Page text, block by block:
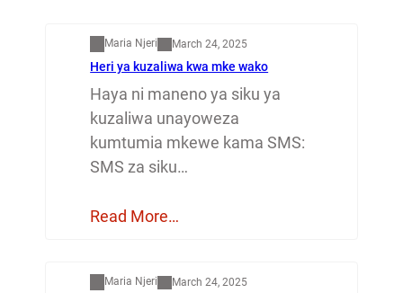
Maria Njeri March 24, 2025
Heri ya kuzaliwa kwa mke wako
Haya ni maneno ya siku ya
kuzaliwa unayoweza
kumtumia mkewe kama SMS:
SMS za siku…
Read More…
Maria Njeri March 24, 2025